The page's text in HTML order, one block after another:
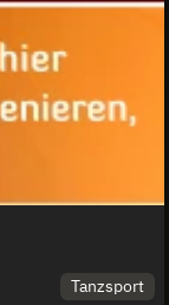
Tanzsport